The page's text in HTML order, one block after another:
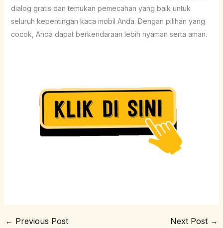
dialog gratis dan temukan pemecahan yang baik untuk
seluruh kepentingan kaca mobil Anda. Dengan pilihan yang
cocok, Anda dapat berkendaraan lebih nyaman serta aman.
← Previous Post Next Post →